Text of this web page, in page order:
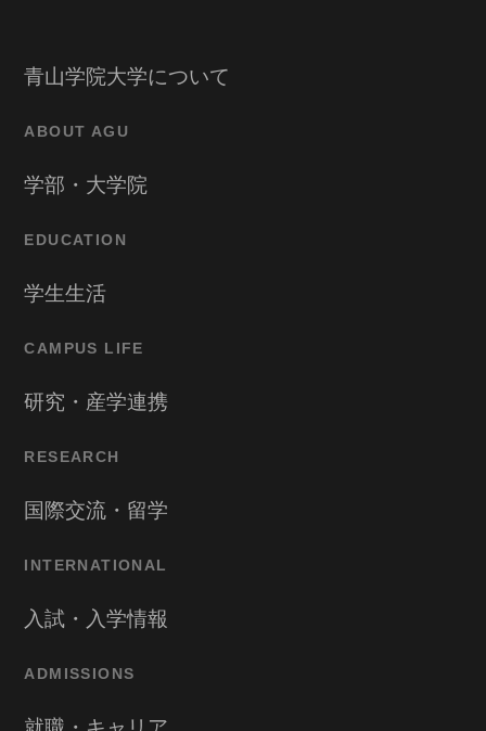
青山学院大学について
ABOUT AGU
学部・大学院
EDUCATION
学生生活
CAMPUS LIFE
研究・産学連携
RESEARCH
国際交流・留学
INTERNATIONAL
入試・入学情報
ADMISSIONS